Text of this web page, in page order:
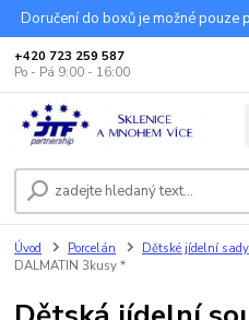
Doručení do boxů je možné pouze
+420 723 259 587
Po - Pá 9:00 - 16:00
Úvod Porcelán Dětské jídelní sady
DALMATIN 3kusy *